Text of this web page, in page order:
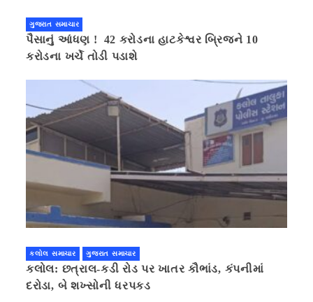
ગુજરાત સમાચાર
પૈસાનું આંધણ ! 42 કરોડના હાટકેશ્વર બ્રિજને 10
કરોડના ખર્ચે તોડી પડાશે
કલોલ સમાચાર ગુજરાત સમાચાર
કલોલ: છત્રાલ-કડી રોડ પર ખાતર કૌભાંડ, કંપનીમાં
દરોડા, બે શખ્સોની ધરપકડ